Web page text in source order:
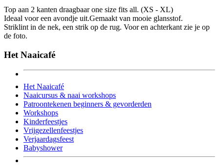
Top aan 2 kanten draagbaar one size fits all. (XS - XL)
Ideaal voor een avondje uit.Gemaakt van mooie glansstof.
Striklint in de nek, een strik op de rug. Voor en achterkant zie je op
de foto.
Het Naaicafé
Het Naaicafé
Naaicursus & naai workshops
Patroontekenen beginners & gevorderden
Workshops
Kinderfeestjes
Vrijgezellenfeestjes
Verjaardagsfeest
Babyshower